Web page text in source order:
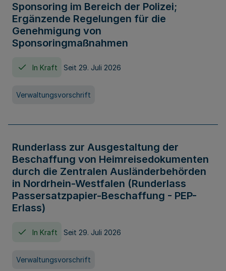
Sponsoring im Bereich der Polizei;
Ergänzende Regelungen für die
Genehmigung von
Sponsoringmaßnahmen
In Kraft Seit 29. Juli 2026
Verwaltungsvorschrift
Runderlass zur Ausgestaltung der
Beschaffung von Heimreisedokumenten
durch die Zentralen Ausländerbehörden
in Nordrhein-Westfalen (Runderlass
Passersatzpapier-Beschaffung - PEP-
Erlass)
In Kraft Seit 29. Juli 2026
Verwaltungsvorschrift